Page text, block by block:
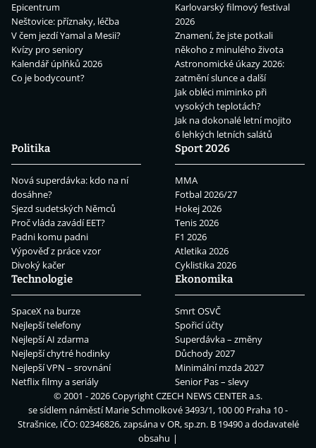
Epicentrum
Neštovice: příznaky, léčba
V čem jezdí Yamal a Mesii?
Kvízy pro seniory
Kalendář úplňků 2026
Co je bodycount?
Karlovarský filmový festival
2026
Znamení, že jste potkali
někoho z minulého života
Astronomické úkazy 2026:
zatmění slunce a další
Jak obléci miminko při
vysokých teplotách?
Jak na dokonalé letní mojito
6 lehkých letních salátů
Politika
Nová superdávka: kdo na ní
dosáhne?
Sjezd sudetských Němců
Proč vláda zavádí EET?
Padni komu padni
Výpověď z práce vzor
Divoký kačer
Sport 2026
MMA
Fotbal 2026/27
Hokej 2026
Tenis 2026
F1 2026
Atletika 2026
Cyklistika 2026
Technologie
SpaceX na burze
Nejlepší telefony
Nejlepší AI zdarma
Nejlepší chytré hodinky
Nejlepší VPN – srovnání
Netflix filmy a seriály
Ekonomika
Smrt OSVČ
Spořicí účty
Superdávka – změny
Důchody 2027
Minimální mzda 2027
Senior Pas – slevy
© 2001 - 2026 CopyrightCZECH NEWS CENTER a.s.
se sídlem náměstí Marie Schmolkové 3493/1, 100 00 Praha 10 -
Strašnice, IČO: 02346826, zapsána v OR, sp.zn. B 19490 a dodavatelé
obsahu